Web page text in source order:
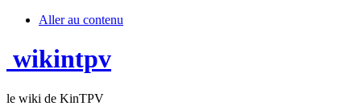
Aller au contenu
wikintpv
le wiki de KinTPV